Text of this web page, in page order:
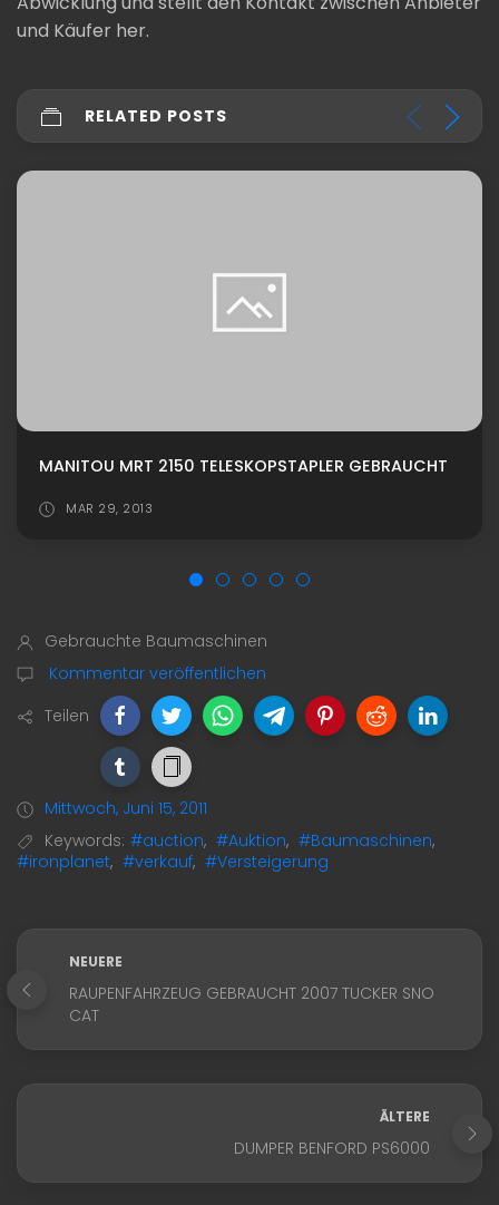
und Käufer her.
RELATED POSTS
MANITOU MRT 2150 TELESKOPSTAPLER GEBRAUCHT
MAR 29, 2013
Gebrauchte Baumaschinen
Kommentar veröffentlichen
Teilen
Mittwoch, Juni 15, 2011
Keywords: #auction, #Auktion, #Baumaschinen,
#ironplanet, #verkauf, #Versteigerung
NEUERE
RAUPENFAHRZEUG GEBRAUCHT 2007 TUCKER SNO
CAT
ÄLTERE
DUMPER BENFORD PS6000